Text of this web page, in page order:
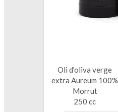
Oli d'oliva verge
extra Aureum 100%
Morrut
250 cc